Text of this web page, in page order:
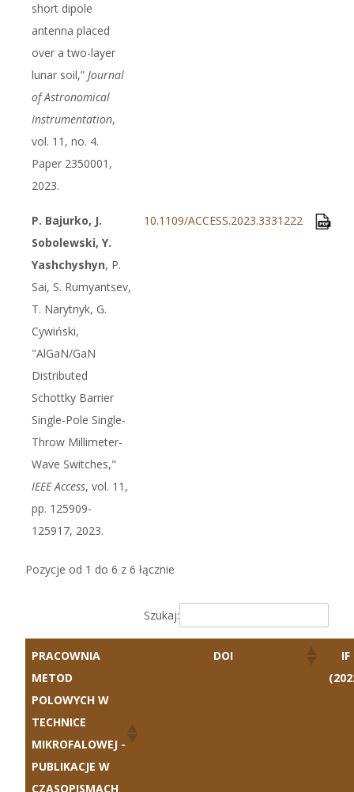
short dipole
antenna placed
over a two-layer
lunar soil,” Journal
of Astronomical
Instrumentation,
vol. 11, no. 4.
Paper 2350001,
2023.
P. Bajurko, J.
Sobolewski, Y.
Yashchyshyn, P.
Sai, S. Rumyantsev,
T. Narytnyk, G.
Cywiński,
"AlGaN/GaN
Distributed
Schottky Barrier
Single-Pole Single-
Throw Millimeter-
Wave Switches,"
IEEE Access, vol. 11,
pp. 125909-
125917, 2023.
10.1109/ACCESS.2023.3331222
Pozycje od 1 do 6 z 6 łącznie
Szukaj:
PRACOWNIA
METOD
POLOWYCH W
TECHNICE
MIKROFALOWEJ -
PUBLIKACJE W
CZASOPISMACH
DOI
IF